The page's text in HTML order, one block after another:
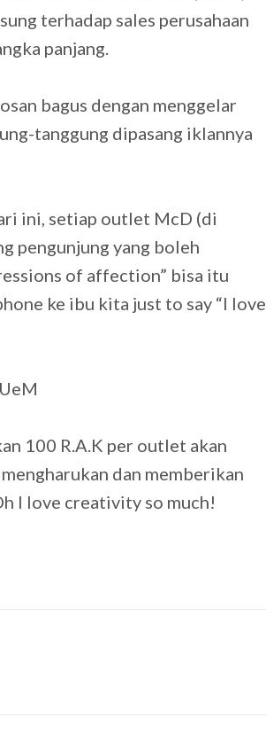
terhadap sales perusahaan
panjang.
bagus dengan menggelar
tanggung dipasang iklannya
ini, setiap outlet McD (di
pengunjung yang boleh
of affection” bisa itu
ke ibu kita just to say “I love
100 R.A.K per outlet akan
dan memberikan
I love creativity so much!